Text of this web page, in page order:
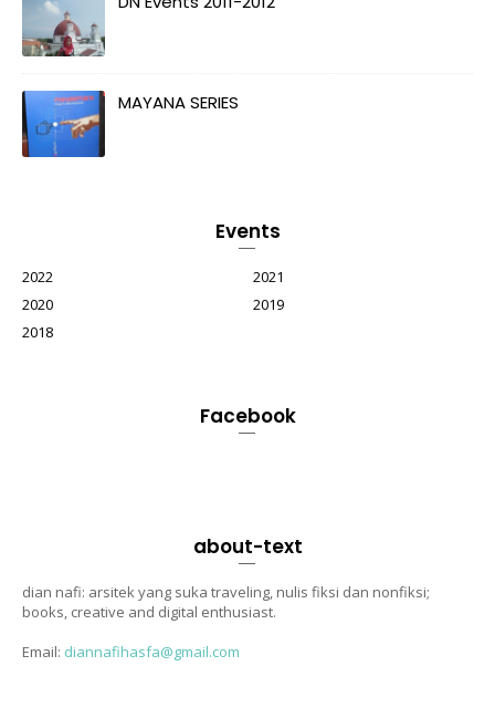
MAYANA SERIES
Events
2022
2021
2020
2019
2018
Facebook
about-text
dian nafi: arsitek yang suka traveling, nulis fiksi dan nonfiksi;
books, creative and digital enthusiast.
Email: diannafihasfa@gmail.com